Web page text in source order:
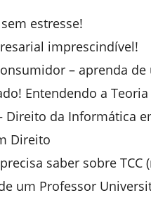
estresse!
imprescindível!
– aprenda de
Entendendo a
Direito da Informática
Direito
saber sobre
um Professor